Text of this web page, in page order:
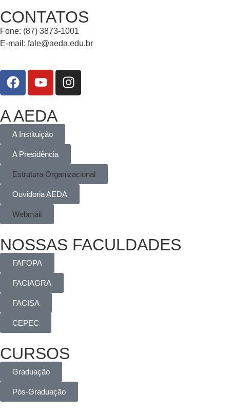
CONTATOS
Fone: (87) 3873-1001
E-mail: fale@aeda.edu.br
A AEDA
A Instituição
A Presidência
Estrutura Organizacional
Ouvidoria AEDA
Webmail
NOSSAS FACULDADES
FAFOPA
FACIAGRA
FACISA
CEPEC
CURSOS
Graduação
Pós-Graduação